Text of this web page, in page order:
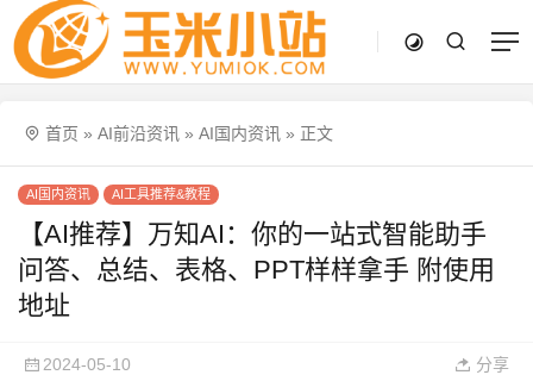
首页 » AI前沿资讯 » AI国内资讯 » 正文
AI国内资讯 AI工具推荐&教程
【AI推荐】万知AI：你的一站式智能助手
问答、总结、表格、PPT样样拿手 附使用
地址
2024-05-10 分享